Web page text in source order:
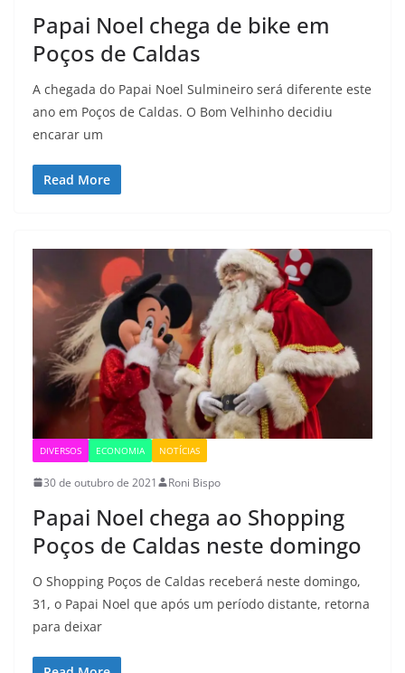
Papai Noel chega de bike em
Poços de Caldas
A chegada do Papai Noel Sulmineiro será diferente este
ano em Poços de Caldas. O Bom Velhinho decidiu
encarar um
Read More
DIVERSOS ECONOMIA NOTÍCIAS
30 de outubro de 2021 Roni Bispo
Papai Noel chega ao Shopping
Poços de Caldas neste domingo
O Shopping Poços de Caldas receberá neste domingo,
31, o Papai Noel que após um período distante, retorna
para deixar